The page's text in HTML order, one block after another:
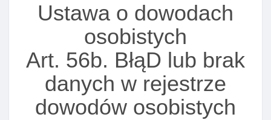
Ustawa o dowodach
osobistych
Art. 56b. BłąD lub brak
danych w rejestrze
dowodów osobistych
Art. 47a. Zawiadomienie wystawcy dowodu
Art. 48. Formularz utraty lub uszkodzenia dowodu
Art. 48a. Zgłoszenie posiadacza dowodu osobistego
o nieuprawnionym wykorzystaniu danych osobowych
w celu unieważnienia dowodu osobistego
Art. 49. Obowiązki znalazcy cudzego dowodu